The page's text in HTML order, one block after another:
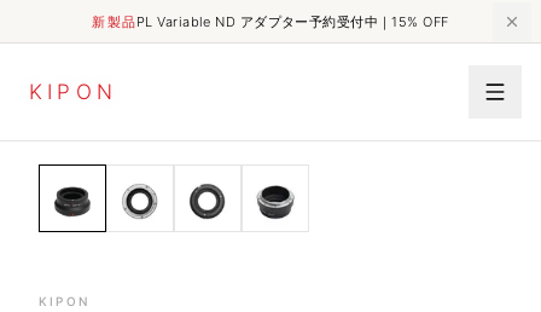
新製品PL Variable ND アダプター予約受付中｜15% OFF
K I P O N
HOME SHOP
KIPON